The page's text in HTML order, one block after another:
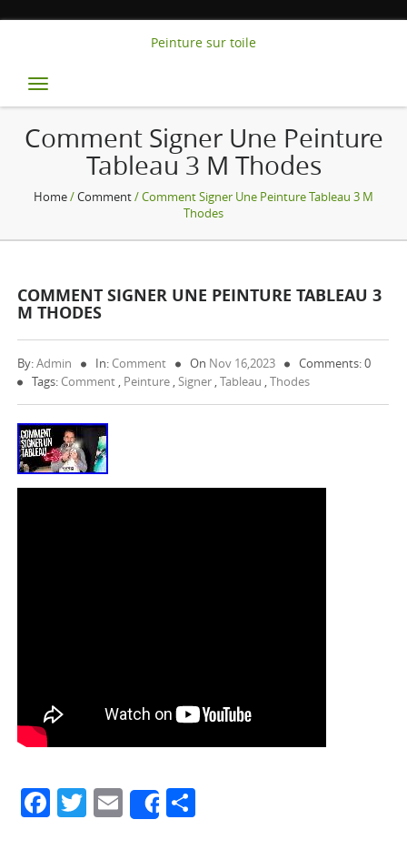
Peinture sur toile
Toggle
navigation
Comment Signer Une Peinture
Tableau 3 M Thodes
Home/Comment/ Comment Signer Une Peinture Tableau 3 M
Thodes
COMMENT SIGNER UNE PEINTURE TABLEAU 3
M THODES
By:Admin In: Comment On Nov 16,2023
Comments: 0
Tags: Comment , Peinture ,Signer ,Tableau ,Thodes
Facebook
Twitter
Email
Share